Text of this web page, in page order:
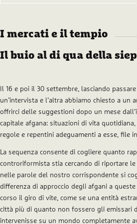
I mercati e il tempio
Il buio al di qua della
Il 16 e poi il 30 settembre, lasciando
un’intervista e l’altra abbiamo chiesto a un
offrirci delle suggestioni dopo un mese
capitale afgana: situazioni di vita
regole e repentini adeguamenti a esse, file
La sequenza consente di cogliere quanto
controriformista stia cercando di riportare le
nelle parole del nostro corrispondente si
differenza di approccio degli afgani a
corso il giro di vite, come se una entità
città più di quanto non fossero gli emissari
intervenisse su un mondo completamente